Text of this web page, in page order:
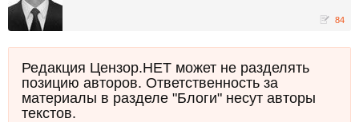
84
Редакция Цензор.НЕТ может не разделять
позицию авторов. Ответственность за
материалы в разделе "Блоги" несут авторы
текстов.